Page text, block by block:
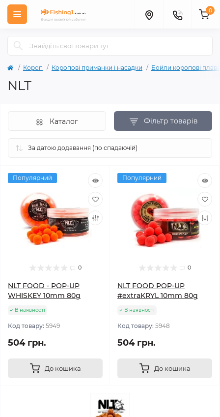
0
Короп Коропові приманки і насадки Бойли коропові
NLT
Фільтр товарів
Каталог
Популярний
0
NLT FOOD - POP-UP
WHISKEY 10mm 80g
В наявності
Код товару: 5949
504 грн.
До кошика
Популярний
0
NLT FOOD POP-UP
#extraKRYL 10mm 80g
В наявності
Код товару: 5948
504 грн.
До кошика